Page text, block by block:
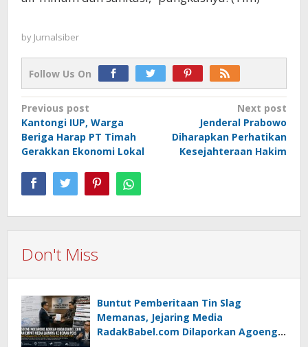
by Jurnalsiber
Follow Us On
Post
navigation
Previous post
Kantongi IUP, Warga
Beriga Harap PT Timah
Gerakkan Ekonomi Lokal
Next post
Jenderal Prabowo
Diharapkan Perhatikan
Kesejahteraan Hakim
Don't Miss
Buntut Pemberitaan Tin Slag
Memanas, Jejaring Media
RadakBabel.com Dilaporkan Agoeng